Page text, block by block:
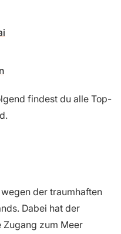
findest du alle Top-
der traumhaften
Dabei hat der
Zugang zum Meer